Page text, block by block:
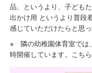
品、というより、子ども
出かけ用 というより普段
感じていただけたらと思っ
※ 隣の幼稚園体育室では
時開催しています。こち